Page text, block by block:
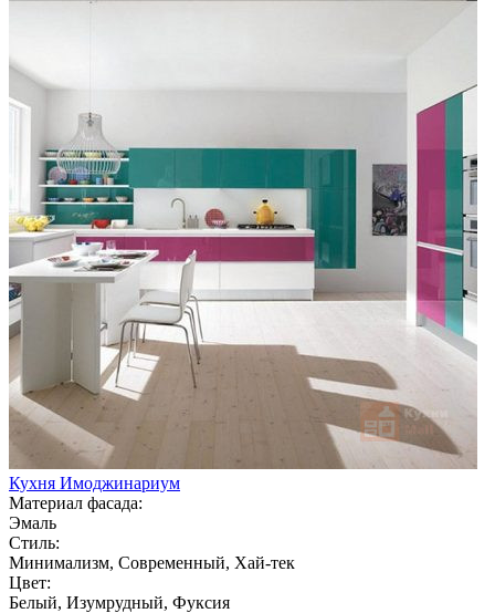
Кухня Имоджинариум
Материал фасада:
Эмаль
Стиль:
Минимализм, Современный, Хай-тек
Цвет:
Белый, Изумрудный, Фуксия